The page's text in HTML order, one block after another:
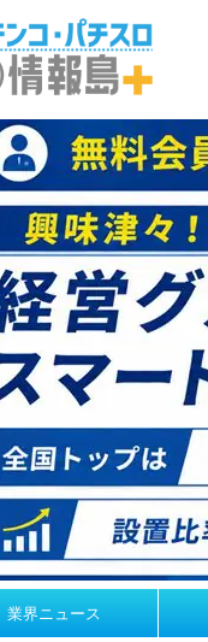
業界ニュース